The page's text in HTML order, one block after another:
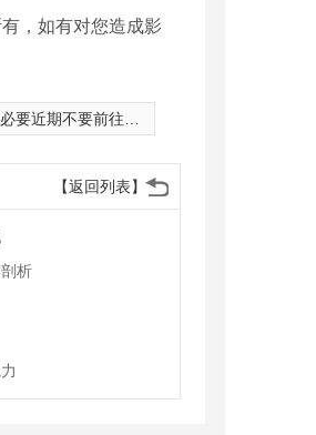
，如有对您造成影
近期不要前往青岛
【返回列表】
析